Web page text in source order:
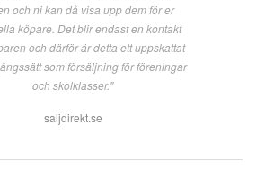
och ni kan då visa upp dem för er
köpare. Det blir endast en kontakt
och därför är detta ett uppskattat
som försäljning för föreningar
och skolklasser."
saljdirekt.se